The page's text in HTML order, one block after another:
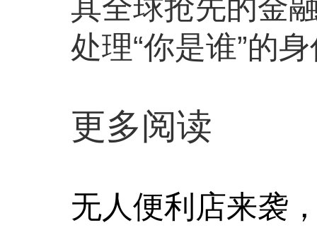
其全球抢先的金
处理“你是谁”的
更多阅读
无人便利店来袭